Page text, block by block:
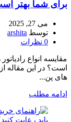
برای شما بهتر
می 27, 2025
توسط arshita
0 نظرات
مقایسه انواع
است؟ در این مقاله
های پن...
ادامه مطلب